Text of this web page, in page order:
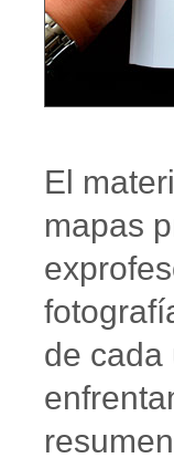
El
mapas
de cada